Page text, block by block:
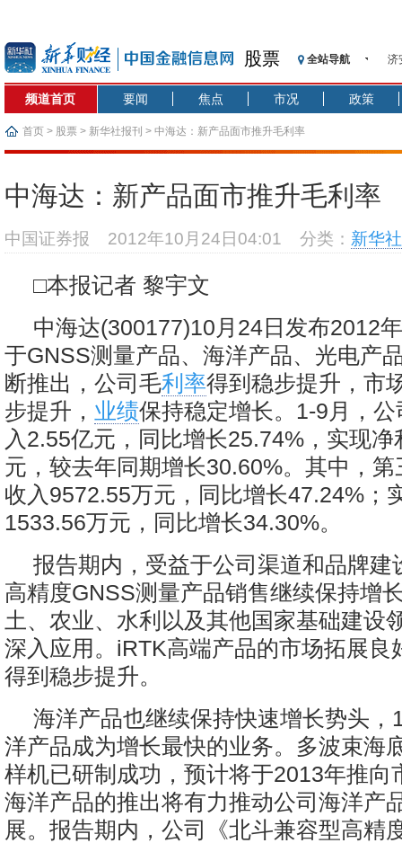
股票 全站导航
济
【
济
基
频道首页 要闻 焦点 市况 政策
首页 > 股票 > 新华社报刊 > 中海达：新产品面市推升毛利率
中海达：新产品面市推升毛利率
中国证券报 2012年10月24日04:01 分类： 新华
□本报记者 黎宇文
中海达(300177)10月24日发布2012
于GNSS测量产品、海洋产品、光电产
断推出，公司毛利率得到稳步提升，市
步提升， 业绩保持稳定增长。1-9月，
入2.55亿元，同比增长25.74%，实现
元，较去年同期增长30.60%。其中，
收入9572.55万元，同比增长47.24%；
1533.56万元，同比增长34.30%。
报告期内，受益于公司渠道和品牌建
高精度GNSS测量产品销售继续保持增
土、农业、水利以及其他国家基础建设
深入应用。iRTK高端产品的市场拓展良
得到稳步提升。
海洋产品也继续保持快速增长势头，
洋产品成为增长最快的业务。多波束海
样机已研制成功，预计将于2013年推向
海洋产品的推出将有力推动公司海洋产
展。报告期内，公司《北斗兼容型高精